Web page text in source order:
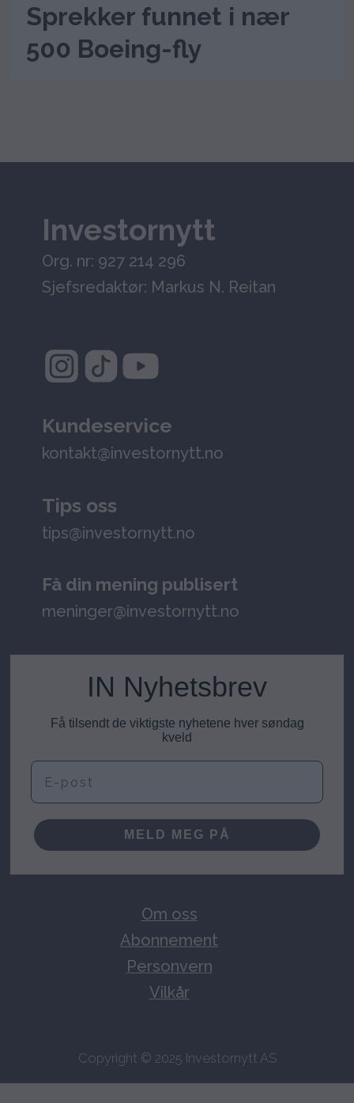
Sprekker funnet i nær
500 Boeing-fly
Investornytt
Org. nr: 927 214 296
Sjefsredaktør: Markus N. Reitan
Kundeservice
kontakt@investornytt.no
Tips oss
tips@investornytt.no
Få din mening publisert
meninger@investornytt.no
IN Nyhetsbrev
Få tilsendt de viktigste nyhetene hver søndag
kveld
E-post
MELD MEG PÅ
Om oss
Abonnement
Personvern
Vilkår
Copyright © 2025 Investornytt AS